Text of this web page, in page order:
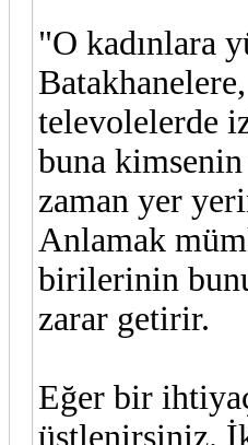
"O kadınlara
televolelerde
buna
zaman yer
Anlamak
birilerinin
zarar getirir.
Eğer bir
üstlenirsiniz.